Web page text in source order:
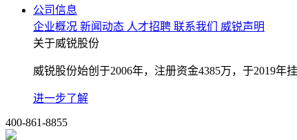
公司信息
企业概况 新闻动态 人才招聘 联系我们
威锐声明
关于威锐股份
威锐股份始创于2006年，注册资金4385万，于2019年
进一步了解
400-861-8855